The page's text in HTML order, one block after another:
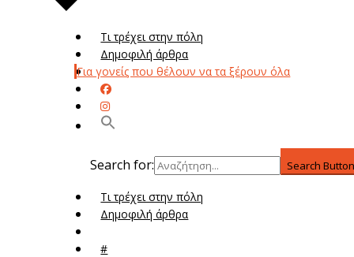
Τι τρέχει στην πόλη
Δημοφιλή άρθρα
Για γονείς που θέλουν να τα ξέρουν όλα
Search for: Search
Τι τρέχει στην πόλη
Δημοφιλή άρθρα
#